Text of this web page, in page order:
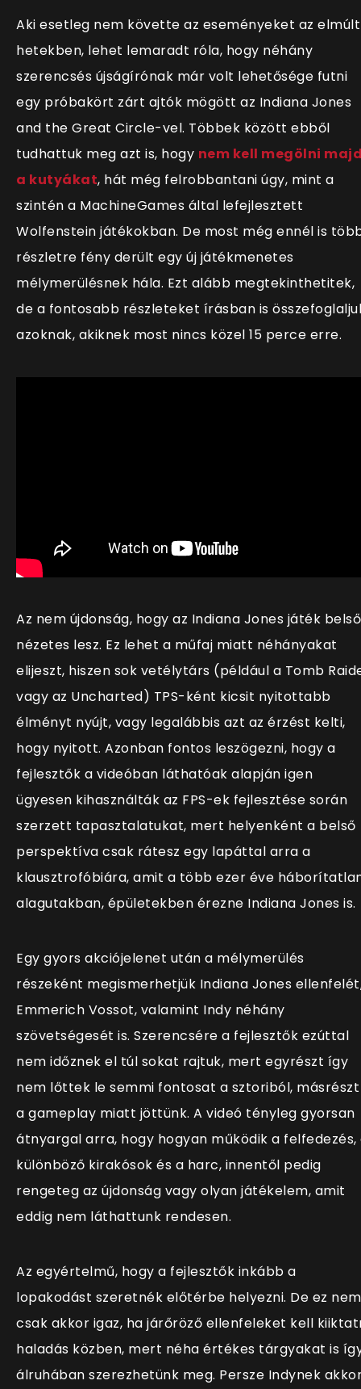
Aki esetleg nem követte az eseményeket az elmúlt
hetekben, lehet lemaradt róla, hogy néhány
szerencsés újságírónak már volt lehetősége futni
egy próbakört zárt ajtók mögött az Indiana Jones
and the Great Circle-vel. Többek között ebből
tudhattuk meg azt is, hogy nem kell megölni
a kutyákat, hát még felrobbantani úgy, mint a
szintén a MachineGames által lefejlesztett
Wolfenstein játékokban. De most még ennél is
részletre fény derült egy új játékmenetes
mélymerülésnek hála. Ezt alább megtekinthetitek,
de a fontosabb részleteket írásban is
azoknak, akiknek most nincs közel 15 perce erre.
Az nem újdonság, hogy az Indiana Jones játék belső
nézetes lesz. Ez lehet a műfaj miatt néhányakat
elijeszt, hiszen sok vetélytárs (például a Tomb
vagy az Uncharted) TPS-ként kicsit nyitottabb
élményt nyújt, vagy legalábbis azt az érzést kelti,
hogy nyitott. Azonban fontos leszögezni, hogy a
fejlesztők a videóban láthatóak alapján igen
ügyesen kihasználták az FPS-ek fejlesztése során
szerzett tapasztalatukat, mert helyenként a belső
perspektíva csak rátesz egy lapáttal arra a
klausztrofóbiára, amit a több ezer éve
alagutakban, épületekben érezne Indiana Jones is.
Egy gyors akciójelenet után a mélymerülés
részeként megismerhetjük Indiana Jones
Emmerich Vossot, valamint Indy néhány
szövetségesét is. Szerencsére a fejlesztők ezúttal
nem időznek el túl sokat rajtuk, mert egyrészt így
nem lőttek le semmi fontosat a sztoriból, másrészt
a gameplay miatt jöttünk. A videó tényleg gyorsan
átnyargal arra, hogy hogyan működik a felfedezés,
különböző kirakósok és a harc, innentől pedig
rengeteg az újdonság vagy olyan játékelem, amit
eddig nem láthattunk rendesen.
Az egyértelmű, hogy a fejlesztők inkább a
lopakodást szeretnék előtérbe helyezni. De ez nem
csak akkor igaz, ha járőröző ellenfeleket kell
haladás közben, mert néha értékes tárgyakat is
álruhában szerezhetünk meg. Persze Indynek